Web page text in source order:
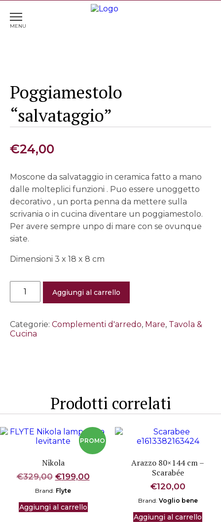
Home Tavola & Cucina> Poggiamestolo
“salvataggio”
Poggiamestolo
“salvataggio”
€24,00
Moscone da salvataggio in ceramica fatto a mano
dalle molteplici funzioni . Puo essere unoggetto
decorativo , un porta penna da mettere sulla
scrivania o in cucina diventare un poggiamestolo.
Per avere sempre unpo di mare con se ovunque
siate.
Dimensioni 3 x 18 x 8 cm
"salvataggio"
quantità
Aggiungi al carrello
Categorie: Complementi d'arredo, Mare, Tavola &
Cucina
Prodotti correlati
Nikola
€329,00 Il
prezzo
originale
era:
€199,00Il
Brand: Flyte
Aggiungi al carrello
Arazzo 80×144 cm –
Scarabée
€120,00
Brand: Voglio bene
Aggiungi al carrello